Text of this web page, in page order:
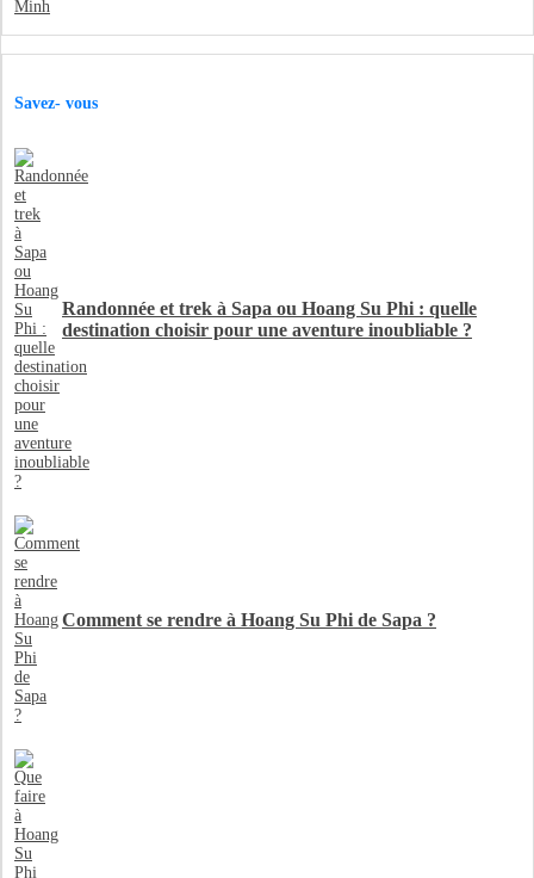
Savez- vous
Randonnée et trek à Sapa ou Hoang Su Phi : quelle
destination choisir pour une aventure inoubliable ?
Comment se rendre à Hoang Su Phi de Sapa ?